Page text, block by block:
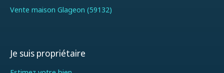
Vente maison Glageon (59132)
Je suis propriétaire